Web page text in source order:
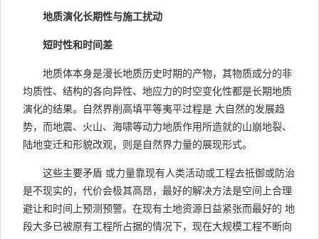
地质演化长期性与施工扰动
短时性和时间差
地质体本身是漫长地质历史时期的产物，其物质成分的非
均质性、结构的各向异性、地应力的时空变化性都是长期地质
演化的结果。自然界削高填平等夷平过程是 大自然的发展趋
势，而地震、火山、海啸等动力地质作用所造就的山崩地裂、
陆地变迁和形貌改观，则是自然界力量的展现形式。
这些主要矛盾 或力量靠现有人类活动或工程去抵御或防治
是不现实的，代价会极其高昂，最好的解决方法是空间上合理
避让和时间上预测预警。在现有土地资源日益紧张而最好的 地
段大多已被原有工程所占据的情况下，现在大规模工程不断向